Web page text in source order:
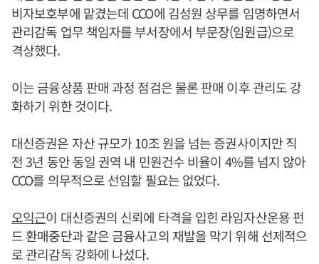
비자보호부에 맡겼는데 CCO에 김성원 상무를 임명하면서
관리감독 업무 책임자를 부서장에서 부문장(임원급)으로
격상했다.
이는 금융상품 판매 과정 점검은 물론 판매 이후 관리도 강
화하기 위한 것이다.
대신증권은 자산 규모가 10조 원을 넘는 증권사이지만 직
전 3년 동안 동일 권역 내 민원건수 비율이 4%를 넘지 않아
CCO를 의무적으로 선임할 필요는 없었다.
오익근이 대신증권의 신뢰에 타격을 입힌 라임자산운용 펀
드 환매중단과 같은 금융사고의 재발을 막기 위해 선제적으
로 관리감독 강화에 나섰다.